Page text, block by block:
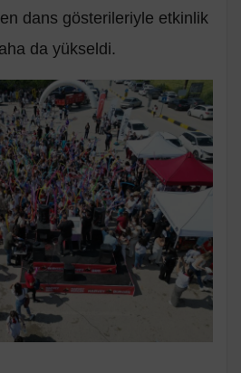
dans gösterileriyle etkinlik
da yükseldi.